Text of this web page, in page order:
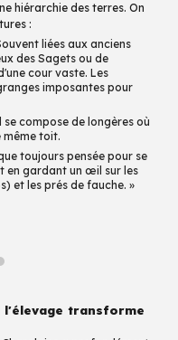
hiérarchie des terres. On
:
liées aux anciens
des Sagets ou de
cour vaste. Les
imposantes pour
se compose de longères où
toit.
toujours pensée pour se
en gardant un œil sur les
et les prés de fauche. »
l'élevage transforme